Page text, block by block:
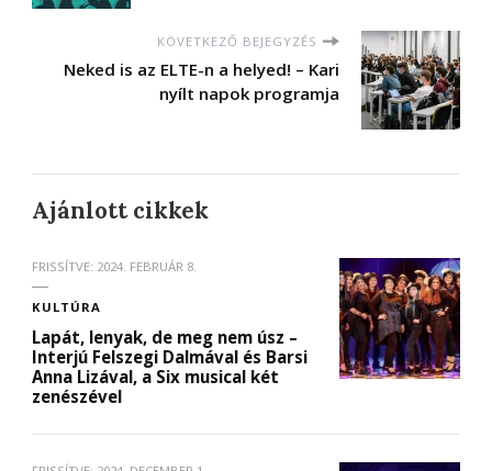
KÖVETKEZŐ BEJEGYZÉS
Neked is az ELTE-n a helyed! – Kari
nyílt napok programja
Ajánlott cikkek
FRISSÍTVE: 2024. FEBRUÁR 8.
KULTÚRA
Lapát, lenyak, de meg nem úsz –
Interjú Felszegi Dalmával és Barsi
Anna Lizával, a Six musical két
zenészével